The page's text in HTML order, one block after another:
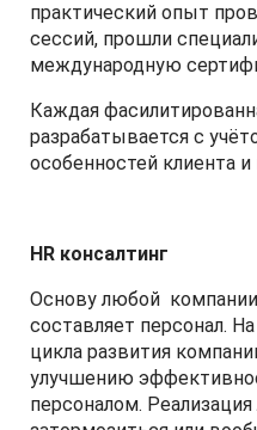
практический опыт
сессий, прошли
международную
Каждая
разрабатывается с
особенностей клиента
HR консалтинг
Основу любой компании
составляет персонал.
цикла развития
улучшению
персоналом.